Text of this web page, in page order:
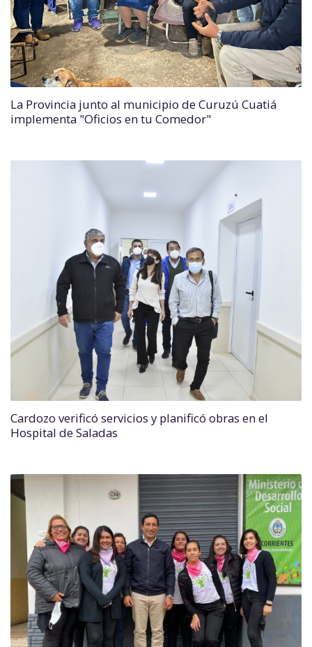
La Provincia junto al municipio de Curuzú Cuatiá
implementa "Oficios en tu Comedor"
Cardozo verificó servicios y planificó obras en el
Hospital de Saladas